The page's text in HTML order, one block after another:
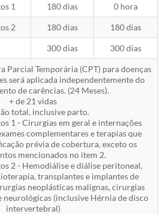
1 180 dias 0 hora
2 180 dias 180 dias
300 dias 300 dias
Parcial Temporária (CPT) para doenças
será aplicada independentemente do
de carências. (24 Meses).
+ de 21 vidas
total, inclusive parto.
1 - Cirurgias em geral e internações
complementares e terapias que
prévia de cobertura, exceto os
mencionados no item 2.
2 - Hemodiálise e diálise peritoneal,
transplantes e implantes de
neoplásticas malignas, cirurgias
neurológicas (inclusive Hérnia de disco
intervertebral)